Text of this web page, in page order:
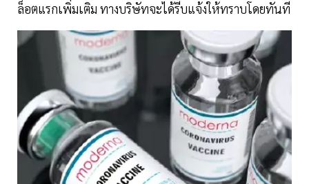
ล็อตแรกเพิ่มเติม ทางบริษัทจะได้รีบแจ้งให้ทราบโดยทันที